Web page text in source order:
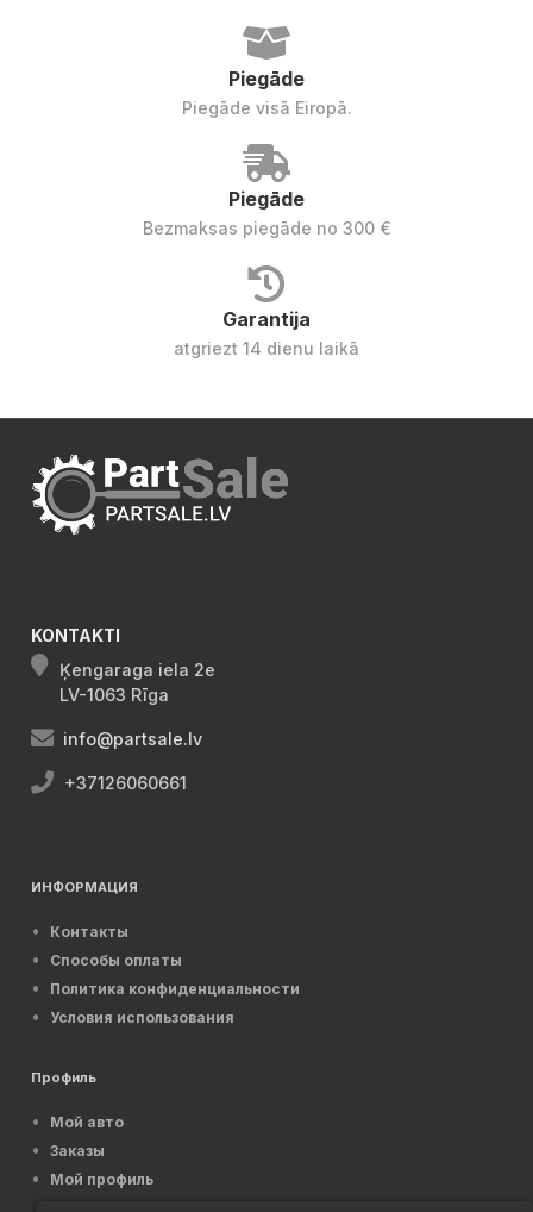
Piegāde
Piegāde visā Eiropā.
Piegāde
Bezmaksas piegāde no 300 €
Garantija
atgriezt 14 dienu laikā
KONTAKTI
Ķengaraga iela 2e
LV-1063 Rīga
info@partsale.lv
+37126060661
ИНФОРМАЦИЯ
Контакты
Способы оплаты
Политика конфиденциальности
Условия использования
Профиль
Мой авто
Заказы
Мой профиль